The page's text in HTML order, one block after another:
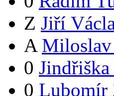
Z Jiří
A
0 Jindřiška
0 Lubomír